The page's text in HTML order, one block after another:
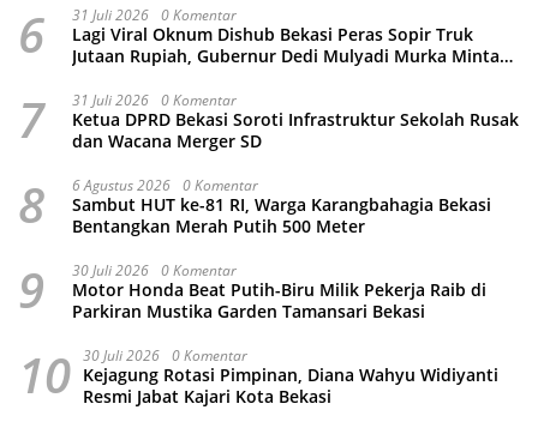
6 31 Juli 2026 0 Komentar
Lagi Viral Oknum Dishub Bekasi Peras Sopir Truk
Jutaan Rupiah, Gubernur Dedi Mulyadi Murka Minta
7 31 Juli 2026 0 Komentar
Ketua DPRD Bekasi Soroti Infrastruktur Sekolah Rusak
dan Wacana Merger SD
8 6 Agustus 2026 0 Komentar
Sambut HUT ke-81 RI, Warga Karangbahagia Bekasi
Bentangkan Merah Putih 500 Meter
9 30 Juli 2026 0 Komentar
Motor Honda Beat Putih-Biru Milik Pekerja Raib di
Parkiran Mustika Garden Tamansari Bekasi
10 30 Juli 2026 0 Komentar
Kejagung Rotasi Pimpinan, Diana Wahyu Widiyanti
Resmi Jabat Kajari Kota Bekasi